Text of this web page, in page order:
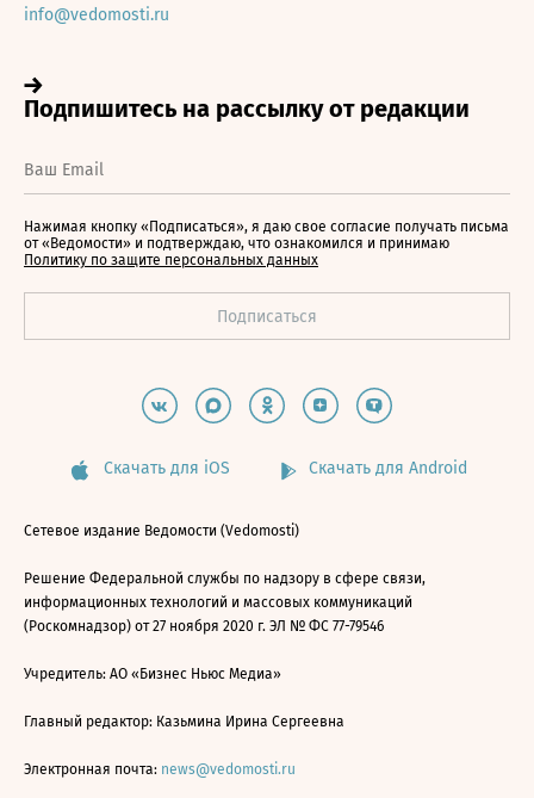
info@vedomosti.ru
Нажимая кнопку «Подписаться», я даю свое согласие получать письма
от «Ведомости» и подтверждаю, что ознакомился и принимаю
Политику по защите персональных данных
Скачать для iOS Скачать для Android
Сетевое издание Ведомости (Vedomosti)
Решение Федеральной службы по надзору в сфере связи,
информационных технологий и массовых коммуникаций
(Роскомнадзор) от 27 ноября 2020 г. ЭЛ № ФС 77-79546
Учредитель: АО «Бизнес Ньюс Медиа»
Главный редактор: Казьмина Ирина Сергеевна
Электронная почта: news@vedomosti.ru